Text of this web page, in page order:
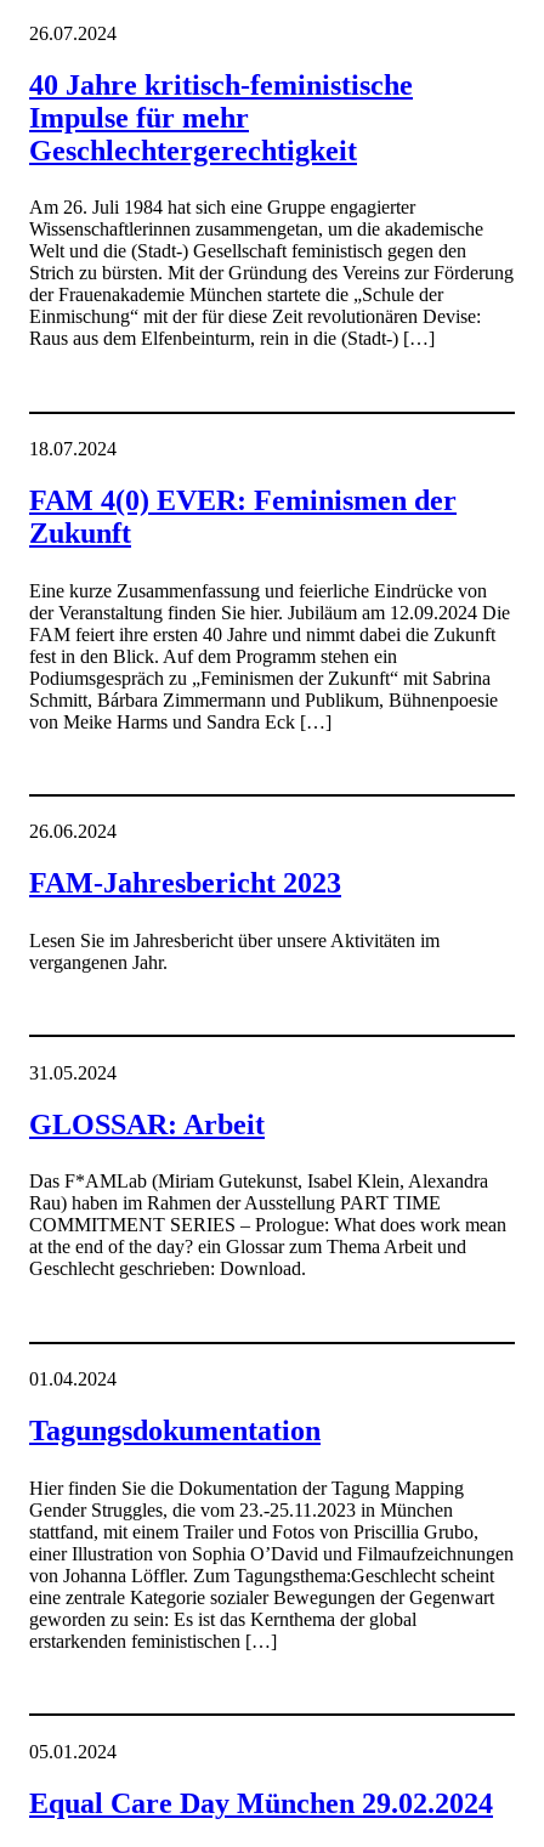
26.07.2024
40 Jahre kritisch-feministische
Impulse für mehr
Geschlechtergerechtigkeit
Am 26. Juli 1984 hat sich eine Gruppe engagierter
Wissenschaftlerinnen zusammengetan, um die akademische
Welt und die (Stadt-) Gesellschaft feministisch gegen den
Strich zu bürsten. Mit der Gründung des Vereins zur Förderung
der Frauenakademie München startete die „Schule der
Einmischung“ mit der für diese Zeit revolutionären Devise:
Raus aus dem Elfenbeinturm, rein in die (Stadt-) […]
18.07.2024
FAM 4(0) EVER: Feminismen der
Zukunft
Eine kurze Zusammenfassung und feierliche Eindrücke von
der Veranstaltung finden Sie hier. Jubiläum am 12.09.2024 Die
FAM feiert ihre ersten 40 Jahre und nimmt dabei die Zukunft
fest in den Blick. Auf dem Programm stehen ein
Podiumsgespräch zu „Feminismen der Zukunft“ mit Sabrina
Schmitt, Bárbara Zimmermann und Publikum, Bühnenpoesie
von Meike Harms und Sandra Eck […]
26.06.2024
FAM-Jahresbericht 2023
Lesen Sie im Jahresbericht über unsere Aktivitäten im
vergangenen Jahr.
31.05.2024
GLOSSAR: Arbeit
Das F*AMLab (Miriam Gutekunst, Isabel Klein, Alexandra
Rau) haben im Rahmen der Ausstellung PART TIME
COMMITMENT SERIES – Prologue: What does work mean
at the end of the day? ein Glossar zum Thema Arbeit und
Geschlecht geschrieben: Download.
01.04.2024
Tagungsdokumentation
Hier finden Sie die Dokumentation der Tagung Mapping
Gender Struggles, die vom 23.-25.11.2023 in München
stattfand, mit einem Trailer und Fotos von Priscillia Grubo,
einer Illustration von Sophia O’David und Filmaufzeichnungen
von Johanna Löffler. Zum Tagungsthema:Geschlecht scheint
eine zentrale Kategorie sozialer Bewegungen der Gegenwart
geworden zu sein: Es ist das Kernthema der global
erstarkenden feministischen […]
05.01.2024
Equal Care Day München 29.02.2024